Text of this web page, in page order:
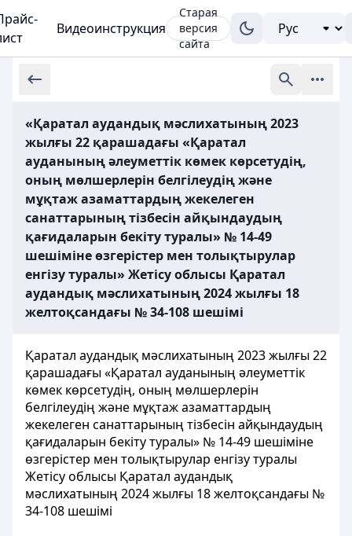
Видеоинструкция
Старая
версия
сайта
«Қаратал аудандық мәслихатының 2023
жылғы 22 қарашадағы «Қаратал
ауданының әлеуметтік көмек көрсетудің,
оның мөлшерлерін белгілеудің және
мұқтаж азаматтардың жекелеген
санаттарының тізбесін айқындаудың
қағидаларын бекіту туралы» № 14-49
шешіміне өзгерістер мен толықтырулар
енгізу туралы» Жетісу облысы Қаратал
аудандық мәслихатының 2024 жылғы 18
желтоқсандағы № 34-108 шешімі
Қаратал аудандық мәслихатының 2023 жылғы 22
қарашадағы «Қаратал ауданының әлеуметтік
көмек көрсетудің, оның мөлшерлерін
белгілеудің және мұқтаж азаматтардың
жекелеген санаттарының тізбесін айқындаудың
қағидаларын бекіту туралы» № 14-49 шешіміне
өзгерістер мен толықтырулар енгізу туралы
Жетісу облысы Қаратал аудандық
мәслихатының 2024 жылғы 18 желтоқсандағы №
34-108 шешімі